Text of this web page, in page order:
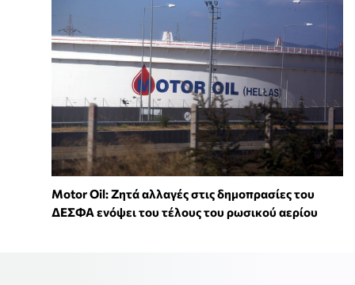
Motor Oil: Ζητά αλλαγές στις δημοπρασίες του
ΔΕΣΦΑ ενόψει του τέλους του ρωσικού αερίου